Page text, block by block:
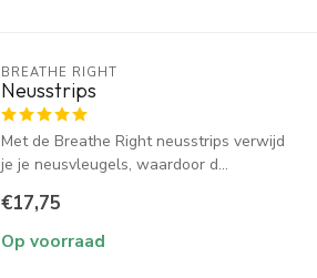
BREATHE RIGHT
Neusstrips
Met de Breathe Right neusstrips verwijd
je je neusvleugels, waardoor d...
€17,75
Op voorraad